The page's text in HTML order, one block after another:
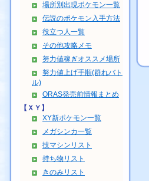
場所別出現ポケモン一覧
伝説のポケモン入手方法
役立つ人一覧
その他攻略メモ
努力値稼ぎオススメ場所
努力値上げ手順(群れバト
ル)
ORAS発売前情報まとめ
【ＸＹ】
XY新ポケモン一覧
メガシンカ一覧
技マシンリスト
持ち物リスト
きのみリスト